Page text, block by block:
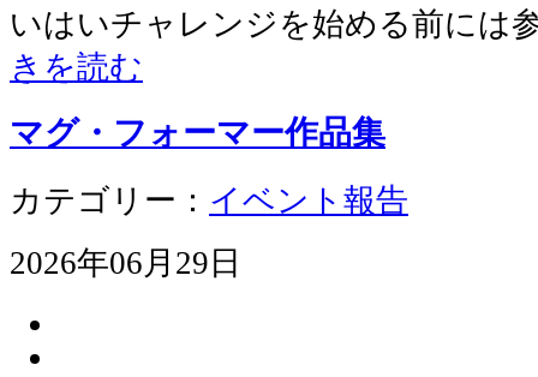
いはいチャレンジを始める前には
きを読む
マグ・フォーマー作品集
カテゴリー： イベント報告
2026年06月29日